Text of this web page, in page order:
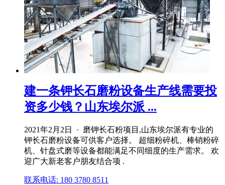
建一条钾长石磨粉设备生产线需要投
资多少钱？山东埃尔派 ...
2021年2月2日 · 磨钾长石粉项目,山东埃尔派有专业的
钾长石磨粉设备可供客户选择。 超细粉碎机、棒销粉碎
机、针盘式磨等设备都能满足不同细度的生产需求。 欢
迎广大新老客户朋友结合项 .
联系电话: 180 3780 8511